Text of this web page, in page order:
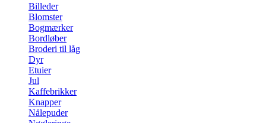
Billeder
Blomster
Bogmærker
Bordløber
Broderi til låg
Dyr
Etuier
Jul
Kaffebrikker
Knapper
Nålepuder